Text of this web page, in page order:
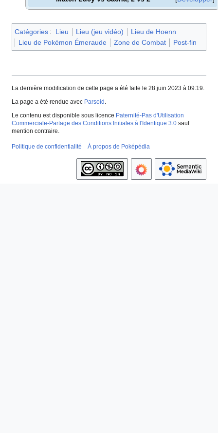
Catégories : Lieu Lieu (jeu vidéo)
Lieu de Hoenn
Lieu de Pokémon Émeraude
Zone de Combat Post-fin
La dernière modification de cette page a été faite le 28 juin 2023 à 09:19.
La page a été rendue avec Parsoid
Le contenu est disponible sous licence Paternité-Pas d'Utilisation
Commerciale-Partage des Conditions Initiales à l'Identique 3.0 sauf
mention contraire.
Politique de confidentialité À propos de Poképédia